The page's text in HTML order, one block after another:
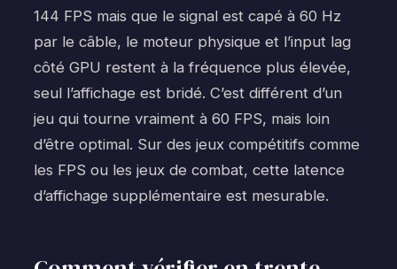
144 FPS mais que le signal est capé à 60 Hz
par le câble, le moteur physique et l’input lag
côté GPU restent à la fréquence plus élevée,
seul l’affichage est bridé. C’est différent d’un
jeu qui tourne vraiment à 60 FPS, mais loin
d’être optimal. Sur des jeux compétitifs comme
les FPS ou les jeux de combat, cette latence
d’affichage supplémentaire est mesurable.